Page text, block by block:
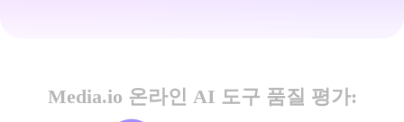
Media.io 온라인 AI 도구 품질 평가: